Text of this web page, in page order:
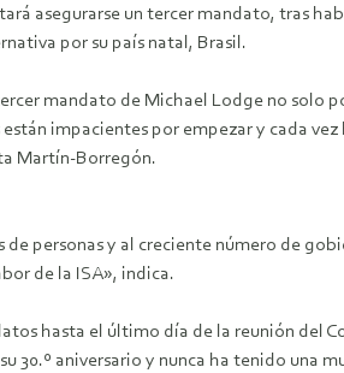
asegurarse un tercer mandato, tras
por su país natal, Brasil.
mandato de Michael Lodge no solo
impacientes por empezar y cada
Martín-Borregón.
de personas y al creciente número de
de la ISA», indica.
hasta el último día de la reunión del
30.º aniversario y nunca ha tenido una